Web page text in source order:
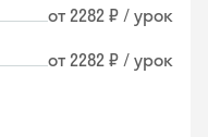
от 2282 ₽ / урок
от 2282 ₽ / урок